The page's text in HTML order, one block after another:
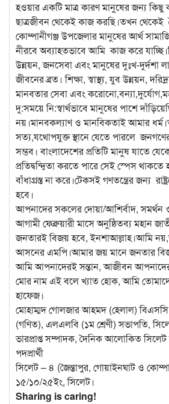
হওয়ার একটি মাত্র কারণ মানুষের জন্য কিছু
ছাত্রজীবন থেকেই কাজ করছি।তখন থেকেই
কোম্পানীগঞ্জ উপজেলার মানুষের আর্থ
নীরবে অব্যাহতভাবে আমি কাজ করে
উন্নয়ন, জনসেবা এবং মানুষের দুঃখ-দুর্দশা
জীবনের ব্রত। শিক্ষা, স্বাস্থ্য, যুব উন্নয়ন,
মানবতার সেবা এবং
দু:সময়ে নি:স্বার্থভাবে মানুষের পাশে
নয়।মানবকল্যাণ ও মানবিকতাই আমার
সত্য,যথোপযুক্ত স্থানে যেতে পারলে
সম্ভব। বাংলাদেশের প্রতিটি মানুষ যাতে
প্রতিদ্বন্দ্বিতা করতে পারে সেই স্পেস
বাঁধাগ্রস্ত না করে।টেকসই গণতন্ত্রের জন্য
হবে।
আপনাদের সকলের দোয়া/আশির্বাদ, সমর্থন
আগামী ফেব্রুয়ারী মাসে অনুষ্ঠিতব্য মহান
জনতারই বিজয় হবে, ইনশাআল্লাহ।আমি
আসনের এমপি।আমার জয় মানে জনতার
আমি আপনাদেরই সন্তান, আজীবন
মোর নাম এই বলে খ্যাত হোক, আমি
হাফেজ।
মোহাম্মদ গোলজার আহমদ (হেলাল)
(গণিত), এলএলবি (১ম শ্রেণী) সভাপতি,
ভারপ্রাপ্ত সম্পাদক, দৈনিক আলোকিত
পদপ্রার্থী
সিলেট – ৪ (জৈন্তাপুর, গোয়াইনঘাট ও
১৫/১০/২৫ইং, সিলেট।
Sharing is caring!